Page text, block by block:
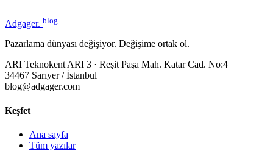
Adgager. blog
Pazarlama dünyası değişiyor. Değişime ortak ol.
ARI Teknokent ARI 3 · Reşit Paşa Mah. Katar Cad. No:4
34467 Sarıyer / İstanbul
blog@adgager.com
Keşfet
Ana sayfa
Tüm yazılar